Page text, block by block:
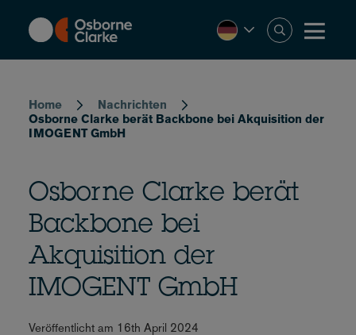
content
Home
Nachrichten
Osborne Clarke berät Backbone bei Akquisition der
IMOGENT GmbH
Osborne Clarke berät
Backbone bei
Akquisition der
IMOGENT GmbH
Veröffentlicht am 16th April 2024